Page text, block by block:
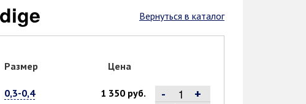
Вернуться в каталог
Размер Цена
0,3-0,4
1 350 руб. - +